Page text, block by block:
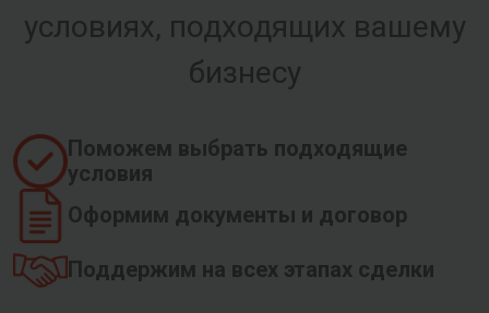
условиях, подходящих вашему
бизнесу
Поможем выбрать подходящие
условия
Оформим документы и договор
Поддержим на всех этапах сделки